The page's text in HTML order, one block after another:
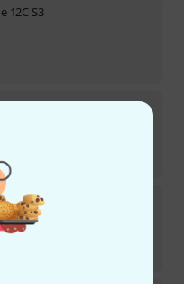
12C S3
01 AK
9D S1